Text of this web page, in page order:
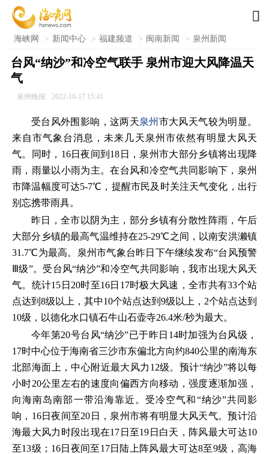

海峡网 > 新闻中心 > 福建频道 > 闽南新闻 > 泉州新闻
台风“纳沙”和冷空气联手 泉州市迎大风降温天
气
泉州晚报 2022-10-17 15:41
受台风外围影响，这两天泉州 市大风天气较为明显。
来自市气象台消息，未来几天泉州市依然有明显大风天
气。同时，16日夜间到18日，泉州市大部分乡镇将出现降
雨，雨量以小雨为主。在台风和冷空气共同影响下，泉州
市降温幅度可达5-7℃，提醒市民及时关注天气变化，出行
别忘携带雨具。
昨日，全市以阴为主，部分乡镇有分散性阵雨，午后
大部分乡镇的最高气温维持在25-29℃之间，以南安洪濑镇
31.7℃为最高。泉州市气象台昨日下午继续发布“台风预警
Ⅲ级”。受台风“纳沙”和冷空气共同影响，我市出现大风天
气。统计15日20时至16日17时极大风速，全市共有33个站
点达到8级以上，其中10个站点达到9级以上，2个站点达到
10级，以德化水口镇石牛山石壶寺26.4米/秒为最大。
今年第20号台风“纳沙”已于昨日14时加强为台风级，
17时中心位于海南省三沙市东偏北方向约840公里的南海东
北部海面上，中心附近最大风力12级。预计“纳沙”将以每
小时20公里左右的速度向偏西方向移动，强度逐渐加强，
向海南岛南部一带沿海靠近。受冷空气和“纳沙”共同影
响，16日夜间至20日，泉州市将有明显大风天气。预计沿
海最大风力时段出现在17日至19日白天，阵风最大可达10
至13级；16日夜间至17日陆上阵风最大可达8至9级，高海